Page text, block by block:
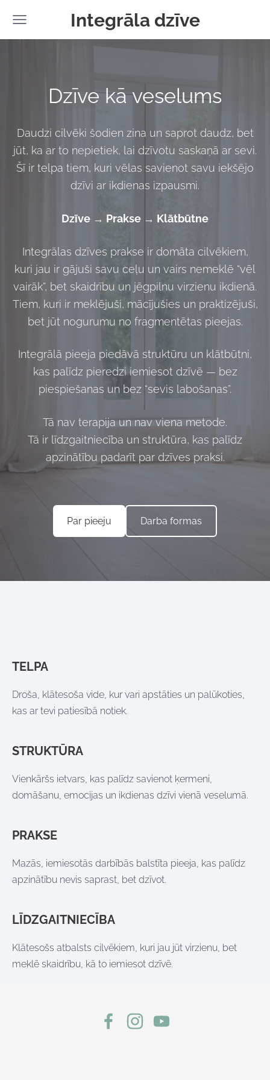
Integrāla dzīve
Dzīve kā veselums
Daudzi cilvēki šodien zina un saprot daudz, bet
jūt, ka ar to nepietiek, lai dzīvotu saskaņā ar sevi.
Šī ir telpa tiem, kuri vēlas savienot savu iekšējo
dzīvi ar ikdienas izpausmi.
Dzīve → Prakse → Klātbūtne
Integrālas dzīves prakse ir domāta cilvēkiem,
kuri jau ir gājuši savu ceļu un vairs nemeklē “vēl
vairāk”, bet skaidrību un jēgpilnu virzienu ikdienā.
Tiem, kuri ir meklējuši, mācījušies un praktizējuši,
bet jūt nogurumu no fragmentētas pieejas.
Integrālā pieeja piedāvā struktūru un klātbūtni,
kas palīdz pieredzi iemiesot dzīvē — bez
piespiešanas un bez “sevis labošanas”.
Tā nav terapija un nav viena metode.
Tā ir līdzgaitniecība un struktūra, kas palīdz
apzinātību padarīt par dzīves praksi.
Par pieeju Darba formas
TELPA
Droša, klātesoša vide, kur vari apstāties un palūkoties,
kas ar tevi patiesībā notiek.
STRUKTŪRA
Vienkāršs ietvars, kas palīdz savienot ķermeni,
domāšanu, emocijas un ikdienas dzīvi vienā veselumā.
PRAKSE
Mazās, iemiesotās darbībās balstīta pieeja, kas palīdz
apzinātību nevis saprast, bet dzīvot.
LĪDZGAITNIECĪBA
Klātesošs atbalsts cilvēkiem, kuri jau jūt virzienu, bet
meklē skaidrību, kā to iemiesot dzīvē.